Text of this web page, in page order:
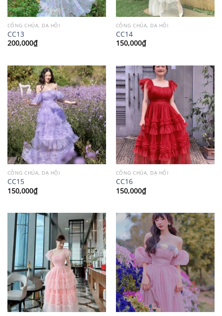
CÔNG CHÚA, DẠ HỘI
CC13
200,000₫
CÔNG CHÚA, DẠ HỘI
CC14
150,000₫
CÔNG CHÚA, DẠ HỘI
CC15
150,000₫
CÔNG CHÚA, DẠ HỘI
CC16
150,000₫